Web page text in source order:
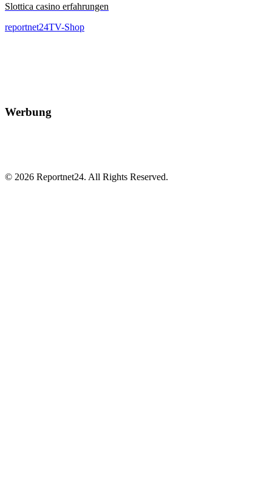
Slottica casino erfahrungen
reportnet24TV-Shop
Werbung
© 2026 Reportnet24. All Rights Reserved.